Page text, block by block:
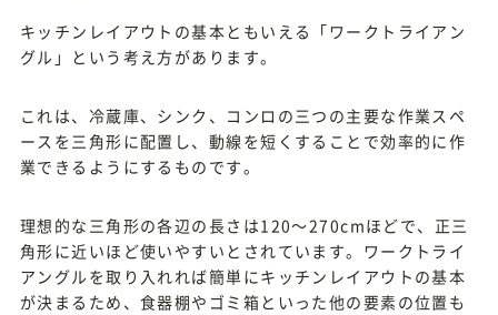
キッチンレイアウトの基本ともいえる「ワークトライアン
グル」という考え方があります。
これは、冷蔵庫、シンク、コンロの三つの主要な作業スペ
ースを三角形に配置し、動線を短くすることで効率的に作
業できるようにするものです。
理想的な三角形の各辺の長さは120～270cmほどで、正三
角形に近いほど使いやすいとされています。ワークトライ
アングルを取り入れれば簡単にキッチンレイアウトの基本
が決まるため、食器棚やゴミ箱といった他の要素の位置も